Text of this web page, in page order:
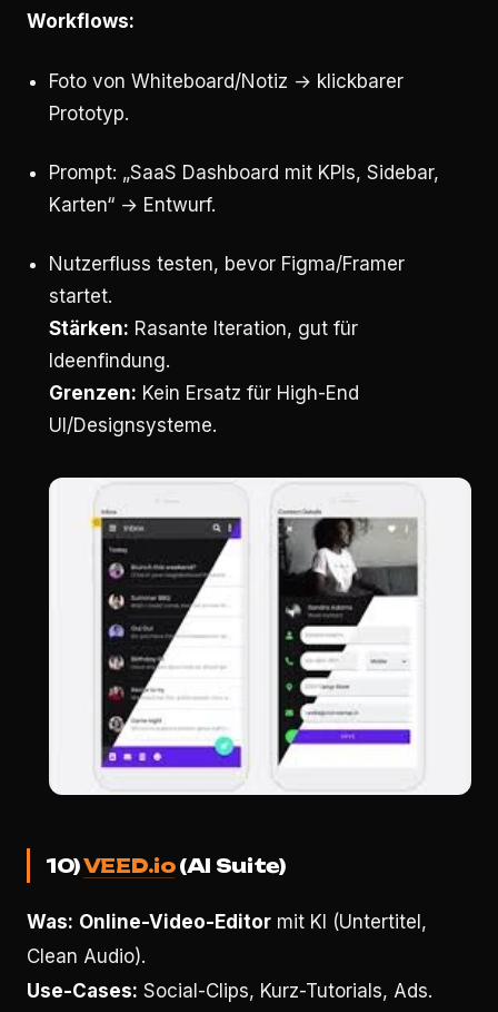
Workflows:
Foto von Whiteboard/Notiz → klickbarer
Prototyp.
Prompt: „SaaS Dashboard mit KPIs, Sidebar,
Karten“ → Entwurf.
Nutzerfluss testen, bevor Figma/Framer
startet.
Stärken: Rasante Iteration, gut für
Ideenfindung.
Grenzen: Kein Ersatz für High-End
UI/Designsysteme.
10)VEED.io(AI Suite)
Was: Online-Video-Editor mit KI (Untertitel,
Clean Audio).
Use-Cases: Social-Clips, Kurz-Tutorials, Ads.